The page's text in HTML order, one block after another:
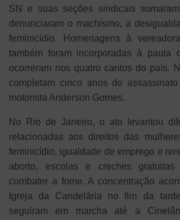
SN e suas seções sindicais
denunciaram o machismo, a
feminicídio. Homenagens à
também foram incorporadas à pauta
ocorreram nos quatro cantos do país.
completam cinco anos do
motorista Anderson Gomes.
No Rio de Janeiro, o ato levantou
relacionadas aos direitos das
feminicídio, igualdade de emprego e
aborto, escolas e creches
combater a fome. A concentração
Igreja da Candelária no fim da
seguiram em marcha até a